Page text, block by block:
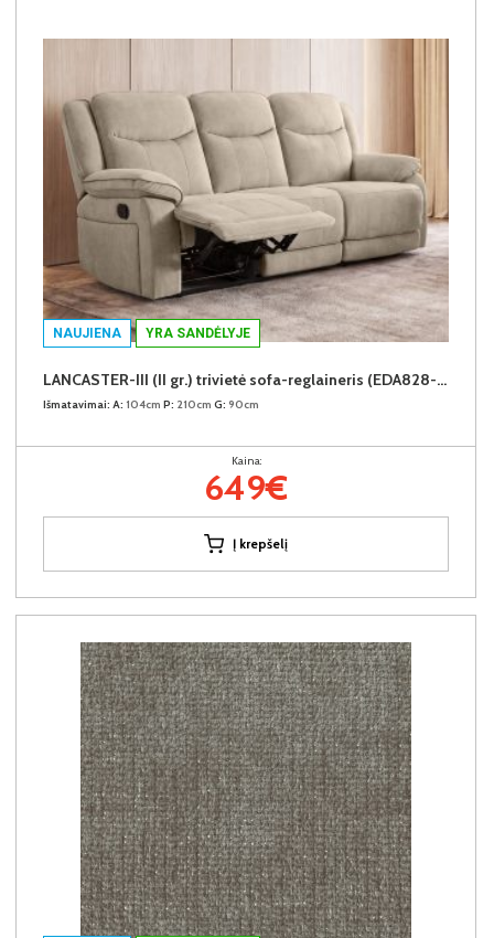
NAUJIENA YRA SANDĖLYJE
LANCASTER-III (II gr.) trivietė sofa-reglaineris (EDA828-02 Šviesiai rudas)
Išmatavimai: A: 104cm P: 210cm G: 90cm
Kaina:
649€
Į krepšelį